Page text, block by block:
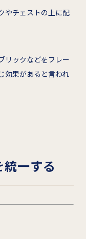
やチェストの上に配
リックなどをフレー
効果があると言われ
一する